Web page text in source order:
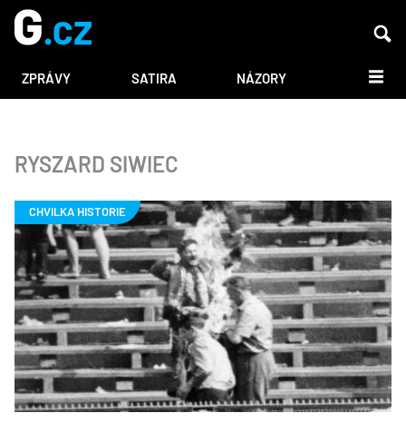
ZPRÁVY SATIRA NÁZORY DALŠÍ
RYSZARD SIWIEC